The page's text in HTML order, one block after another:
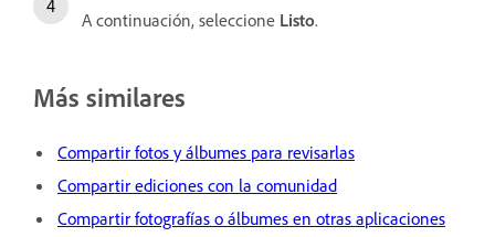
A continuación, seleccione Listo.
Más similares
Compartir fotos y álbumes para revisarlas
Compartir ediciones con la comunidad
Compartir fotografías o álbumes en otras aplicaciones